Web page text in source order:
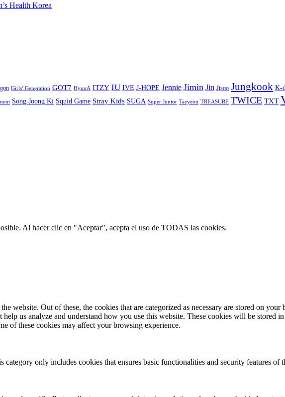
Health Korea
Girls’ Generation GOT7 HyunA ITZY IU IVE J-HOPE Jennie Jimin Jin Jisoo Jungkook K-
Song Joong Ki Squid Game Stray Kids SUGA Super Junior Taeyeon TREASURE TWICE TXT
Al hacer clic en "Aceptar", acepta el uso de TODAS las cookies.
website. Out of these, the cookies that are categorized as necessary are stored on your
us analyze and understand how you use this website. These cookies will be stored
of these cookies may affect your browsing experience.
only includes cookies that ensures basic functionalities and security features of